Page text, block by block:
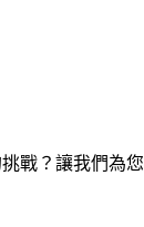
戰？讓我們為